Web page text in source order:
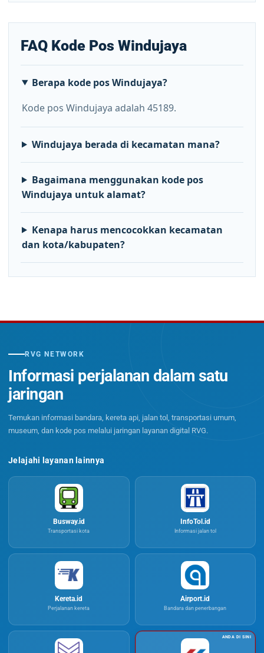
FAQ Kode Pos Windujaya
Berapa kode pos Windujaya?
Kode pos Windujaya adalah 45189.
Windujaya berada di kecamatan mana?
Bagaimana menggunakan kode pos
Windujaya untuk alamat?
Kenapa harus mencocokkan kecamatan
dan kota/kabupaten?
RVG NETWORK
Informasi perjalanan dalam satu
jaringan
Temukan informasi bandara, kereta api, jalan tol, transportasi umum,
museum, dan kode pos melalui jaringan layanan digital RVG.
Jelajahi layanan lainnya
Busway.id
Transportasi kota
InfoTol.id
Informasi jalan tol
Kereta.id
Perjalanan kereta
Airport.id
Bandara dan penerbangan